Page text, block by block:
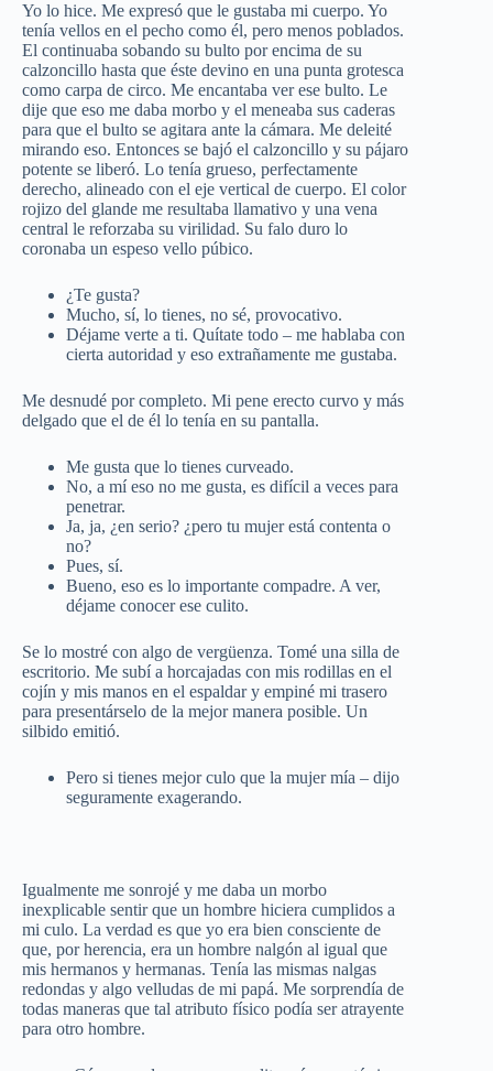
Yo lo hice. Me expresó que le gustaba mi cuerpo. Yo
tenía vellos en el pecho como él, pero menos poblados.
El continuaba sobando su bulto por encima de su
calzoncillo hasta que éste devino en una punta grotesca
como carpa de circo. Me encantaba ver ese bulto. Le
dije que eso me daba morbo y el meneaba sus caderas
para que el bulto se agitara ante la cámara. Me deleité
mirando eso. Entonces se bajó el calzoncillo y su pájaro
potente se liberó. Lo tenía grueso, perfectamente
derecho, alineado con el eje vertical de cuerpo. El color
rojizo del glande me resultaba llamativo y una vena
central le reforzaba su virilidad. Su falo duro lo
coronaba un espeso vello púbico.
¿Te gusta?
Mucho, sí, lo tienes, no sé, provocativo.
Déjame verte a ti. Quítate todo – me hablaba con
cierta autoridad y eso extrañamente me gustaba.
Me desnudé por completo. Mi pene erecto curvo y más
delgado que el de él lo tenía en su pantalla.
Me gusta que lo tienes curveado.
No, a mí eso no me gusta, es difícil a veces para
penetrar.
Ja, ja, ¿en serio? ¿pero tu mujer está contenta o
no?
Pues, sí.
Bueno, eso es lo importante compadre. A ver,
déjame conocer ese culito.
Se lo mostré con algo de vergüenza. Tomé una silla de
escritorio. Me subí a horcajadas con mis rodillas en el
cojín y mis manos en el espaldar y empiné mi trasero
para presentárselo de la mejor manera posible. Un
silbido emitió.
Pero si tienes mejor culo que la mujer mía – dijo
seguramente exagerando.
Igualmente me sonrojé y me daba un morbo
inexplicable sentir que un hombre hiciera cumplidos a
mi culo. La verdad es que yo era bien consciente de
que, por herencia, era un hombre nalgón al igual que
mis hermanos y hermanas. Tenía las mismas nalgas
redondas y algo velludas de mi papá. Me sorprendía de
todas maneras que tal atributo físico podía ser atrayente
para otro hombre.